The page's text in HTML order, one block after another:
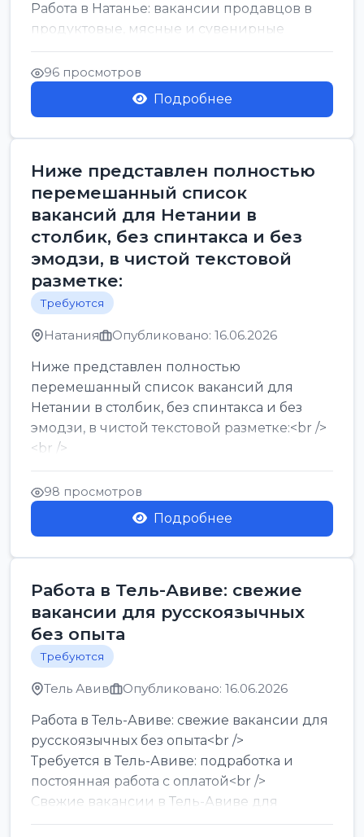
Работа в Натанье: вакансии продавцов в
продуктовые, мясные и сувенирные
лавки<br />
Разнорабочий на сборку м...
96 просмотров
Подробнее
Ниже представлен полностью
перемешанный список
вакансий для Нетании в
столбик, без спинтакса и без
эмодзи, в чистой текстовой
разметке:
Требуются
Натания Опубликовано: 16.06.2026
Ниже представлен полностью
перемешанный список вакансий для
Нетании в столбик, без спинтакса и без
эмодзи, в чистой текстовой разметке:<br />
<br />
Работа в Нетании на мебельном
производстве: требу...
98 просмотров
Подробнее
Работа в Тель-Авиве: свежие
вакансии для русскоязычных
без опыта
Требуются
Тель Авив Опубликовано: 16.06.2026
Работа в Тель-Авиве: свежие вакансии для
русскоязычных без опыта<br />
Требуется в Тель-Авиве: подработка и
постоянная работа с оплатой<br />
Свежие вакансии в Тель-Авиве для
мужчин и женщин от хозя...